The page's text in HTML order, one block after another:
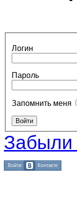
Логин
Пароль
Запомнить меня
Забыли